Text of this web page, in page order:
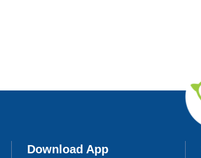
Download App